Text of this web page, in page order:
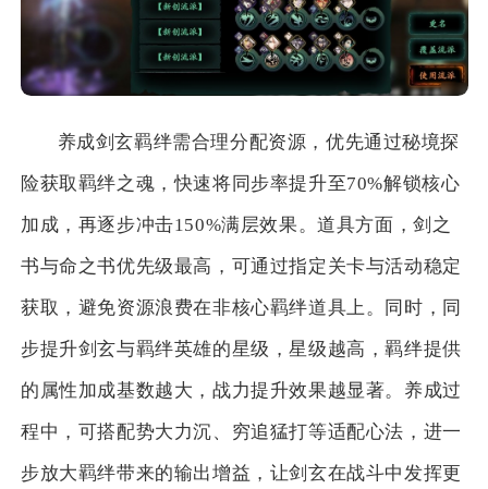
养成剑玄羁绊需合理分配资源，优先通过秘境探
险获取羁绊之魂，快速将同步率提升至70%解锁核心
加成，再逐步冲击150%满层效果。道具方面，剑之
书与命之书优先级最高，可通过指定关卡与活动稳定
获取，避免资源浪费在非核心羁绊道具上。同时，同
步提升剑玄与羁绊英雄的星级，星级越高，羁绊提供
的属性加成基数越大，战力提升效果越显著。养成过
程中，可搭配势大力沉、穷追猛打等适配心法，进一
步放大羁绊带来的输出增益，让剑玄在战斗中发挥更